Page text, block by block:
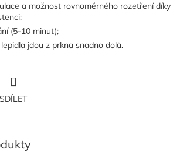
a možnost rovnoměrného rozetření díky
(5-10 minut);
jdou z prkna snadno dolů.
SDÍLET